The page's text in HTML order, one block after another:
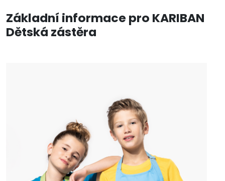
Základní informace pro KARIBAN
Dětská zástěra